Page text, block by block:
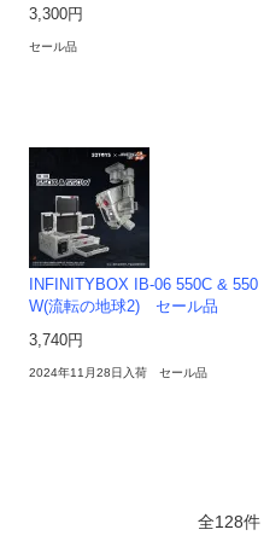
3,300円
セール品
INFINITYBOX IB-06 550C & 550
W(流転の地球2) セール品
3,740円
2024年11月28日入荷 セール品
全128件